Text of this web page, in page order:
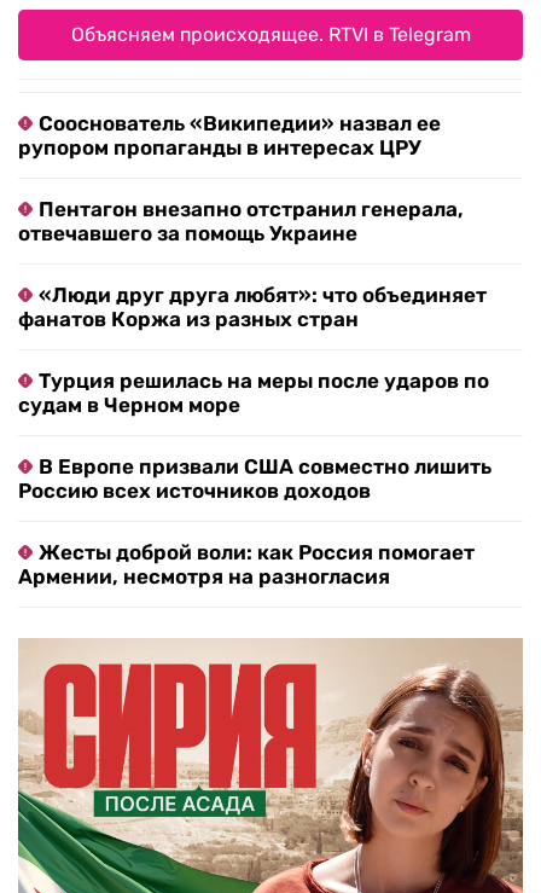
Объясняем происходящее. RTVI в Telegram
Сооснователь «Википедии» назвал ее
рупором пропаганды в интересах ЦРУ
Пентагон внезапно отстранил генерала,
отвечавшего за помощь Украине
«Люди друг друга любят»: что объединяет
фанатов Коржа из разных стран
Турция решилась на меры после ударов по
судам в Черном море
В Европе призвали США совместно лишить
Россию всех источников доходов
Жесты доброй воли: как Россия помогает
Армении, несмотря на разногласия